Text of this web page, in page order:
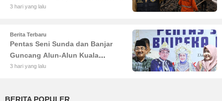
Larang Camat Tinggalkan Wilayah
3 hari yang lalu
Berita Terbaru
Pentas Seni Sunda dan Banjar
Guncang Alun-Alun Kuala
Tungkal: Warga Tumpah Ruah
3 hari yang lalu